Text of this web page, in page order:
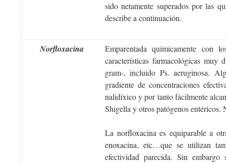
sido netamente superados por las
describe a continuación.
Norfloxacina
Emparentada químicamente con
características farmacológicas muy
gram-, incluido Ps. aeruginosa.
gradiente de concentraciones
nalidíxico y por tanto fácilmente
Shigella y otros patógenos entéricos.
La norfloxacina es equiparable a
enoxacina, etc…que se utilizan
efectividad parecida. Sin embargo